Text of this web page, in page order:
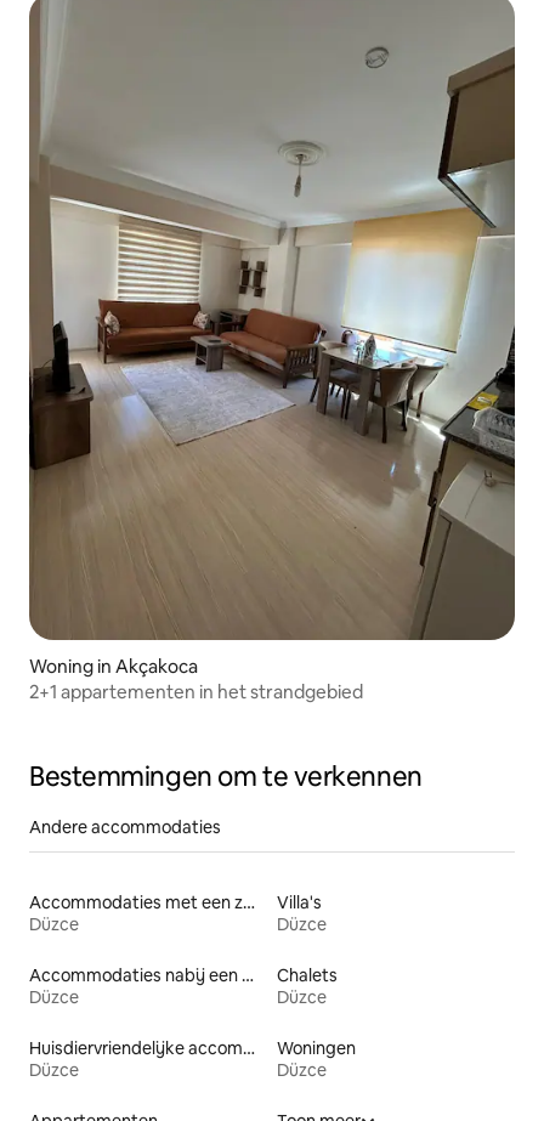
Woning in Akçakoca
2+1 appartementen in het strandgebied
Bestemmingen om te verkennen
Andere accommodaties
Accommodaties met een zwembad
Düzce
Villa's
Düzce
Accommodaties nabij een meer
Düzce
Chalets
Düzce
Huisdiervriendelijke accommodaties
Düzce
Woningen
Düzce